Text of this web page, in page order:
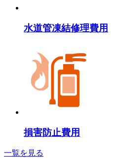
水道管凍結修理費用
損害防止費用
一覧を見る